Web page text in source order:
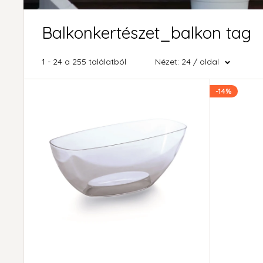
Balkonkertészet_balkon tag
1 - 24 a 255 találatból Nézet: 24 / oldal
-14%